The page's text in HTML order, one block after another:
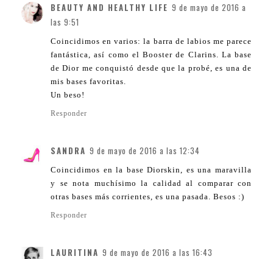
BEAUTY AND HEALTHY LIFE 9 de mayo de 2016 a
las 9:51
Coincidimos en varios: la barra de labios me parece
fantástica, así como el Booster de Clarins. La base
de Dior me conquistó desde que la probé, es una de
mis bases favoritas.
Un beso!
Responder
SANDRA 9 de mayo de 2016 a las 12:34
Coincidimos en la base Diorskin, es una maravilla
y se nota muchísimo la calidad al comparar con
otras bases más corrientes, es una pasada. Besos :)
Responder
LAURITINA 9 de mayo de 2016 a las 16:43